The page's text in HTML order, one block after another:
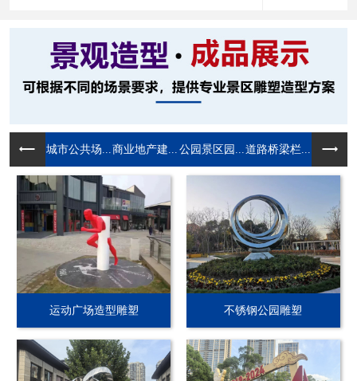
城市公共场... 商业地产建... 公园景区园... 道路桥梁栏...
运动广场造型雕塑 不锈钢公园雕塑